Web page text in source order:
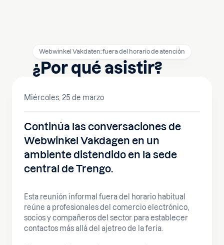
Webwinkel Vakdaten: fuera del horario de atención
¿Por qué asistir?
Miércoles, 25 de marzo
Continúa las conversaciones de
Webwinkel Vakdagen en un
ambiente distendido en la sede
central de Trengo.
Esta reunión informal fuera del horario habitual
reúne a profesionales del comercio electrónico,
socios y compañeros del sector para establecer
contactos más allá del ajetreo de la feria.